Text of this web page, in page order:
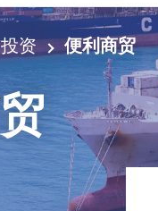
资 便利商贸